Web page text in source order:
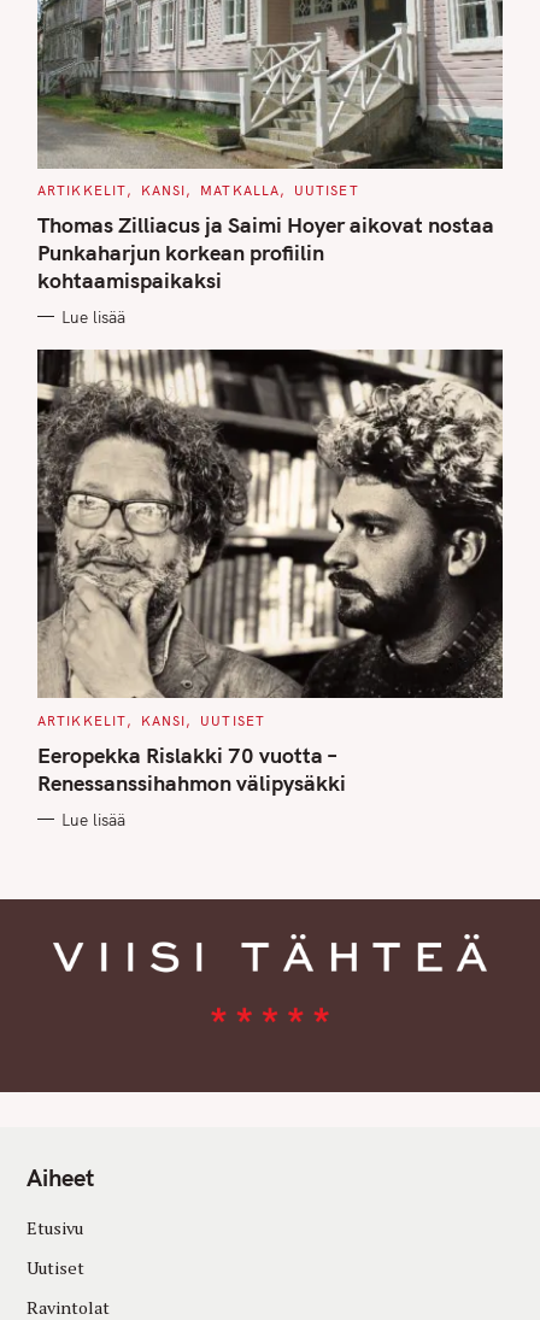
C
T
E
G
O
R
I
S
ARTIKKELIT KANSI MATKALLA UUTISET
Thomas Zilliacus ja Saimi Hoyer aikovat nostaa
Punkaharjun korkean profiilin
kohtaamispaikaksi
Lue lisää
C
T
E
G
O
I
ARTIKKELIT KANSI UUTISET
Eeropekka Rislakki 70 vuotta –
Renessanssihahmon välipysäkki
Lue lisää
Aiheet
Etusivu
Uutiset
Ravintolat